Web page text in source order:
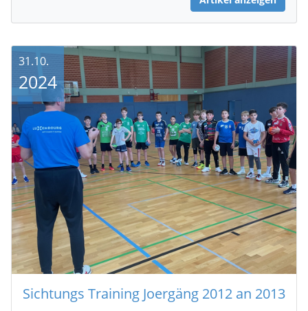
Sichtungs Training Joergäng 2012 an 2013
31.10.
2024